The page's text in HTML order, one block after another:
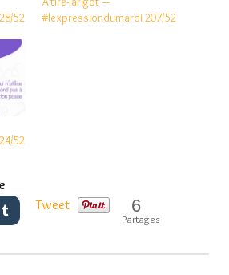
52
#lexpressiondumardi 207/52
52
Tweet 6
Partages